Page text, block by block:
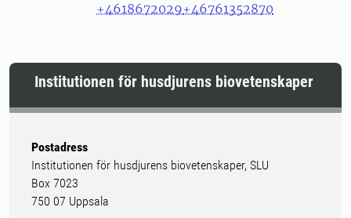
+4618672029+46761352870
Institutionen för husdjurens biovetenskaper
Postadress
Institutionen för husdjurens biovetenskaper, SLU
Box 7023
750 07 Uppsala